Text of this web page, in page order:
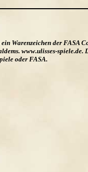
Warenzeichen der FASA
www.ulisses-spiele.de.
oder FASA.